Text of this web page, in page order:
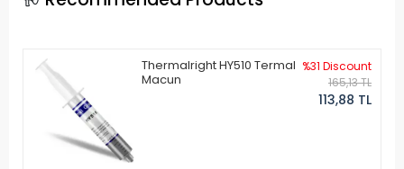
Thermalright HY510 Termal
Macun
%31 Discount
165,13 TL
113,88 TL